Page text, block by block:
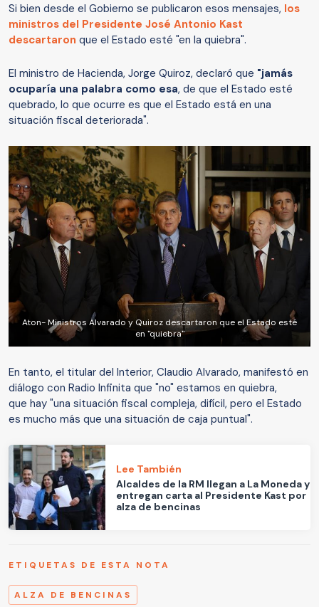
Si bien desde el Gobierno se publicaron esos mensajes, los
ministros del Presidente José Antonio Kast
descartaron que el Estado esté "en la quiebra".
El ministro de Hacienda, Jorge Quiroz, declaró que "jamás
ocuparía una palabra como esa, de que el Estado esté
quebrado, lo que ocurre es que el Estado está en una
situación fiscal deteriorada".
Aton- Ministros Alvarado y Quiroz descartaron que el Estado esté
en "quiebra"
En tanto, el titular del Interior, Claudio Alvarado, manifestó en
diálogo con Radio Infinita que "no" estamos en quiebra,
que hay "una situación fiscal compleja, difícil, pero el Estado
es mucho más que una situación de caja puntual".
Lee También
Alcaldes de la RM llegan a La Moneda y
entregan carta al Presidente Kast por
alza de bencinas
ETIQUETAS DE ESTA NOTA
ALZA DE BENCINAS